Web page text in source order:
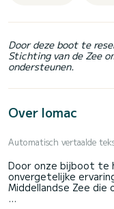
Door deze boot te
Stichting van de Zee
ondersteunen.
Over lomac
Automatisch vertaalde
Door onze bijboot te
onvergetelijke
Middellandse Zee die